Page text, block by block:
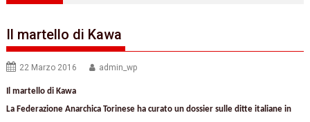
Il martello di Kawa
22 Marzo 2016 admin_wp
Il martello di Kawa
La Federazione Anarchica Torinese ha curato un dossier sulle ditte italiane in